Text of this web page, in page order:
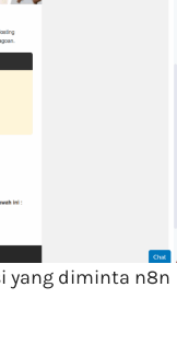
yang diminta n8n